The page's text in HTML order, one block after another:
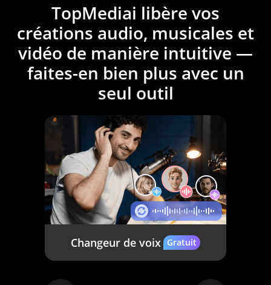
TopMediai libère vos
créations audio, musicales et
vidéo de manière intuitive —
faites-en bien plus avec un
seul outil
Améliorateur Audio IA